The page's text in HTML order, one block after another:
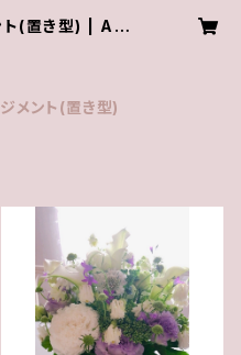
置き型) | Am
メント(置き型)